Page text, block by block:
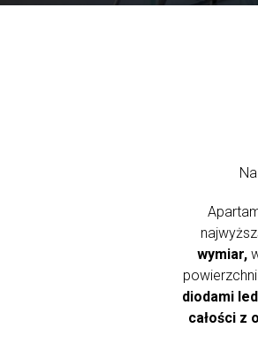
wymiar,
diodami led
całości z